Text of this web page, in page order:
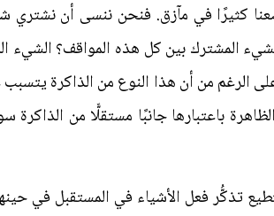
كثيرًا في مآزق. فنحن ننسى أن نشتري
المشترك بين كل هذه المواقف؟ الشيء
الرغم من أن هذا النوع من الذاكرة
تذكُّر فعل الأشياء في المستقبل في